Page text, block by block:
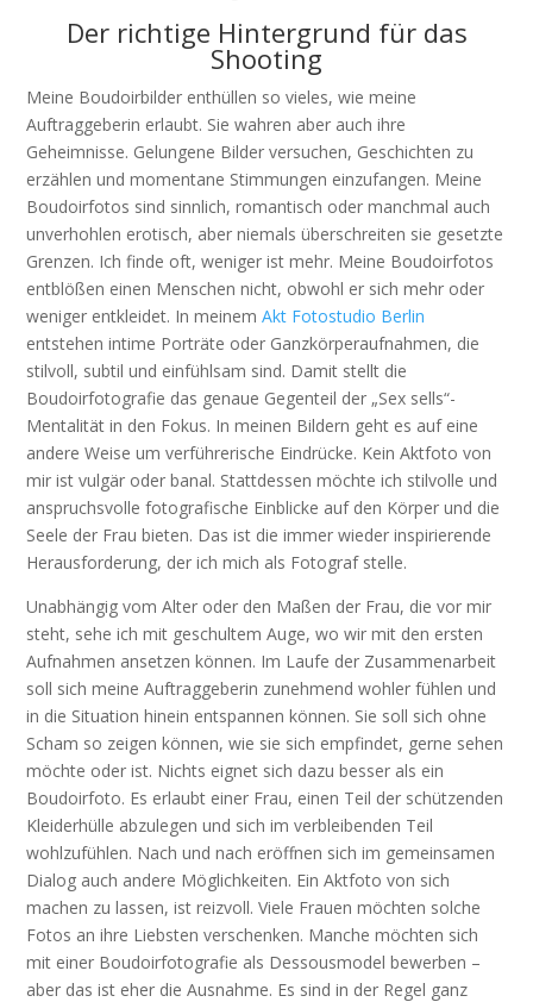
Der richtige Hintergrund für das
Shooting
Meine Boudoirbilder enthüllen so vieles, wie meine
Auftraggeberin erlaubt. Sie wahren aber auch ihre
Geheimnisse. Gelungene Bilder versuchen, Geschichten zu
erzählen und momentane Stimmungen einzufangen. Meine
Boudoirfotos sind sinnlich, romantisch oder manchmal auch
unverhohlen erotisch, aber niemals überschreiten sie gesetzte
Grenzen. Ich finde oft, weniger ist mehr. Meine Boudoirfotos
entblößen einen Menschen nicht, obwohl er sich mehr oder
weniger entkleidet. In meinemAkt Fotostudio Berlin
entstehen intime Porträte oder Ganzkörperaufnahmen, die
stilvoll, subtil und einfühlsam sind. Damit stellt die
Boudoirfotografie das genaue Gegenteil der „Sex sells“-
Mentalität in den Fokus. In meinen Bildern geht es auf eine
andere Weise um verführerische Eindrücke. Kein Aktfoto von
mir ist vulgär oder banal. Stattdessen möchte ich stilvolle und
anspruchsvolle fotografische Einblicke auf den Körper und die
Seele der Frau bieten. Das ist die immer wieder inspirierende
Herausforderung, der ich mich als Fotograf stelle.
Unabhängig vom Alter oder den Maßen der Frau, die vor mir
steht, sehe ich mit geschultem Auge, wo wir mit den ersten
Aufnahmen ansetzen können. Im Laufe der Zusammenarbeit
soll sich meine Auftraggeberin zunehmend wohler fühlen und
in die Situation hinein entspannen können. Sie soll sich ohne
Scham so zeigen können, wie sie sich empfindet, gerne sehen
möchte oder ist. Nichts eignet sich dazu besser als ein
Boudoirfoto. Es erlaubt einer Frau, einen Teil der schützenden
Kleiderhülle abzulegen und sich im verbleibenden Teil
wohlzufühlen. Nach und nach eröffnen sich im gemeinsamen
Dialog auch andere Möglichkeiten. Ein Aktfoto von sich
machen zu lassen, ist reizvoll. Viele Frauen möchten solche
Fotos an ihre Liebsten verschenken. Manche möchten sich
mit einer Boudoirfotografie als Dessousmodel bewerben –
aber das ist eher die Ausnahme. Es sind in der Regel ganz